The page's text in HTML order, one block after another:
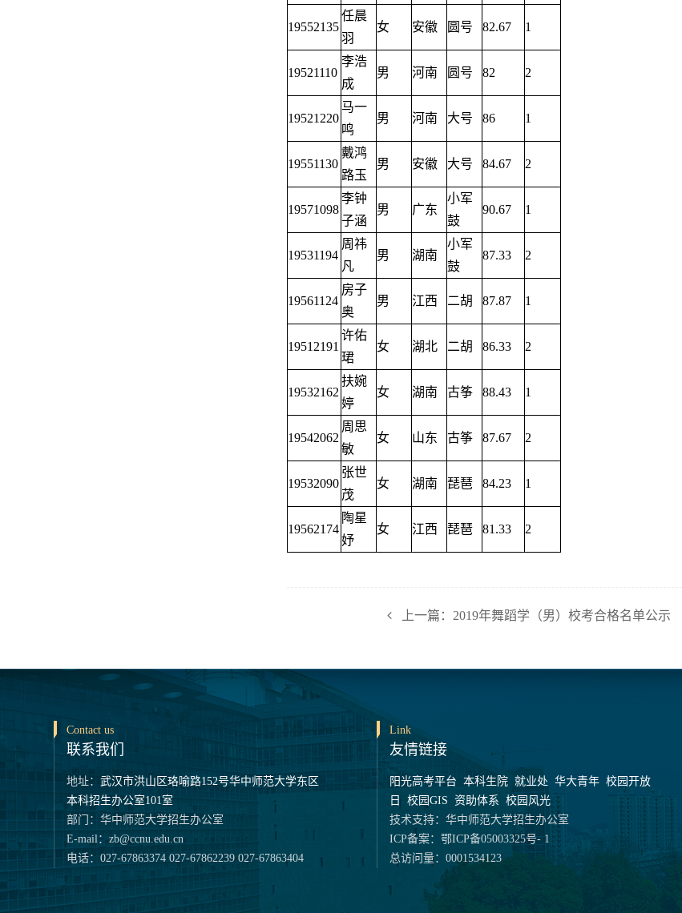
19552135
任晨
羽
女 安徽 圆号 82.67 1
19521110
李浩
成
男 河南 圆号 82 2
19521220
马一
鸣
男 河南 大号 86 1
19551130
戴鸿
路玉
男 安徽 大号 84.67 2
19571098
李钟
子涵
男 广东
小军
鼓
90.67 1
19531194
周祎
凡
男 湖南
小军
鼓
87.33 2
19561124
房子
奥
男 江西 二胡 87.87 1
19512191
许佑
珺
女 湖北 二胡 86.33 2
19532162
扶婉
婷
女 湖南 古筝 88.43 1
19542062
周思
敏
女 山东 古筝 87.67 2
19532090
张世
茂
女 湖南 琵琶 84.23 1
19562174
陶星
妤
女 江西 琵琶 81.33 2
上一篇：2019年舞蹈学（男）校考合格名单公示
Contact us
联系我们
地址：武汉市洪山区珞喻路152号华中师范大学东区
本科招生办公室101室
部门：华中师范大学招生办公室
E-mail：zb@ccnu.edu.cn
电话：027-67863374 027-67862239 027-67863404
Link
友情链接
阳光高考平台 本科生院 就业处 华大青年 校园开放
日 校园GIS 资助体系 校园风光
技术支持：华中师范大学招生办公室
ICP备案：鄂ICP备05003325号- 1
总访问量：0001534123